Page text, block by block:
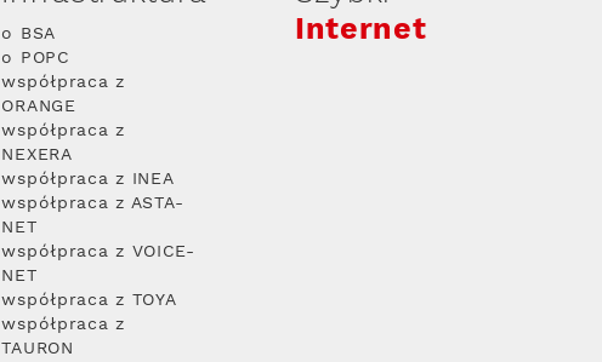
o BSA
o POPC
współpraca z
ORANGE
współpraca z
NEXERA
współpraca z INEA
współpraca z ASTA-
NET
współpraca z VOICE-
NET
współpraca z TOYA
współpraca z
TAURON
Internet